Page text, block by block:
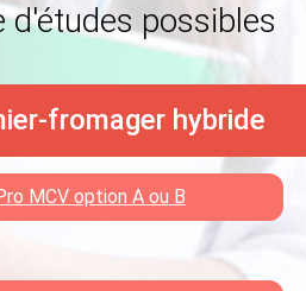
d'études possibles
fromager hybride
MCV option A ou B